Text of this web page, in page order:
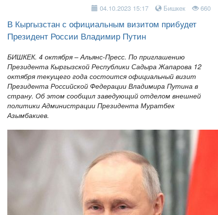
04.10.2023 15:17 Бишкек 660
В Кыргызстан с официальным визитом прибудет
Президент России Владимир Путин
БИШКЕК. 4 октября – Альянс-Пресс. По приглашению
Президента Кыргызской Республики Садыра Жапарова 12
октября текущего года состоится официальный визит
Президента Российской Федерации Владимира Путина в
страну. Об этом сообщил заведующий отделом внешней
политики Администрации Президента Муратбек
Азымбакиев.